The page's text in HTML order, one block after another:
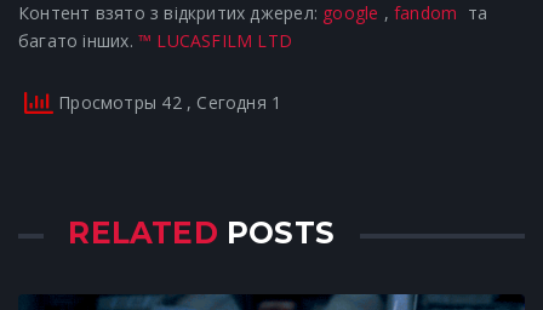
Контент взято з відкритих джерел: google ,fandom та
багато інших. ™ LUCASFILM LTD
Просмотры 42 , Сегодня 1
RELATED POSTS